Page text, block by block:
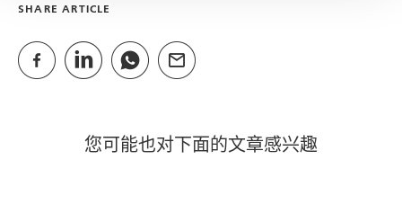
SHARE ARTICLE
您可能也对下面的文章感兴趣